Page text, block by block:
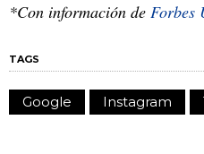
*Con información de Forbes
TAGS
Google Instagram